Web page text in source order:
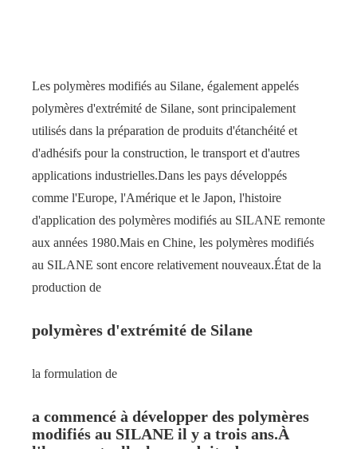
Les polymères modifiés au Silane, également appelés
polymères d'extrémité de Silane, sont principalement
utilisés dans la préparation de produits d'étanchéité et
d'adhésifs pour la construction, le transport et d'autres
applications industrielles.Dans les pays développés
comme l'Europe, l'Amérique et le Japon, l'histoire
d'application des polymères modifiés au SILANE remonte
aux années 1980.Mais en Chine, les polymères modifiés
au SILANE sont encore relativement nouveaux.État de la
production de
polymères d'extrémité de Silane
la formulation de
a commencé à développer des polymères
modifiés au SILANE il y a trois ans.À